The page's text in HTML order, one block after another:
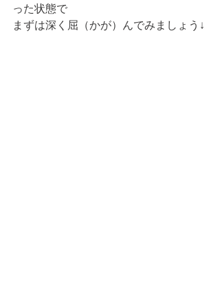
った状態で
まずは深く屈（かが）んでみましょう↓